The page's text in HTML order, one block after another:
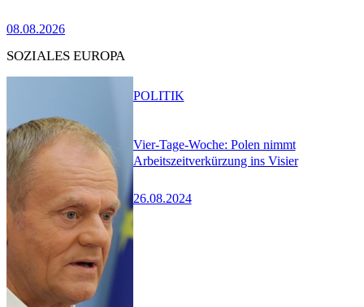
08.08.2026
SOZIALES EUROPA
Vier-Tage-Woche: Polen nimmt
Arbeitszeitverkürzung ins Visier
26.08.2024
POLITIK